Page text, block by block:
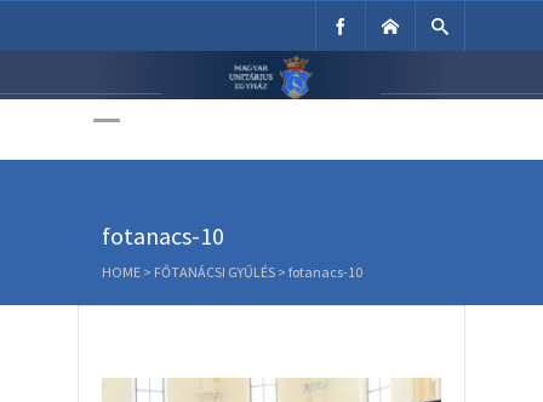
Unitárius Egyház
fotanacs-10
HOME > FŐTANÁCSI GYŰLÉS > fotanacs-10